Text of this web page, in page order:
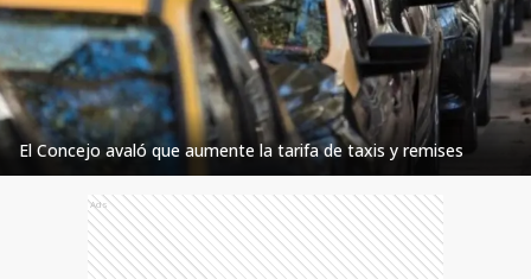
El Concejo avaló que aumente la tarifa de taxis y remises
Ads